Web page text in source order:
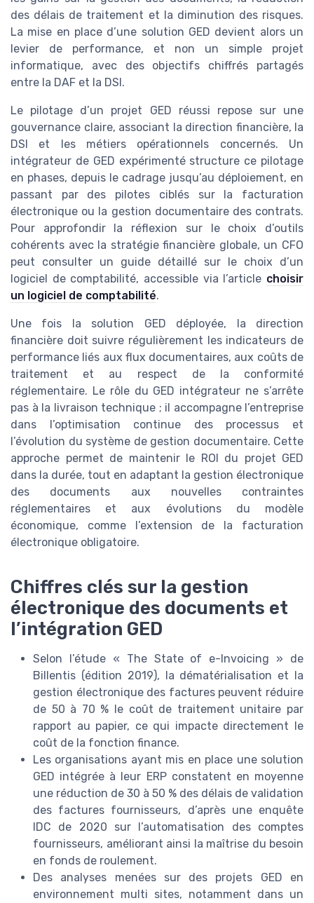
des délais de traitement et la diminution des risques.
La mise en place d’une solution GED devient alors un
levier de performance, et non un simple projet
informatique, avec des objectifs chiffrés partagés
entre la DAF et la DSI.
Le pilotage d’un projet GED réussi repose sur une
gouvernance claire, associant la direction financière, la
DSI et les métiers opérationnels concernés. Un
intégrateur de GED expérimenté structure ce pilotage
en phases, depuis le cadrage jusqu’au déploiement, en
passant par des pilotes ciblés sur la facturation
électronique ou la gestion documentaire des contrats.
Pour approfondir la réflexion sur le choix d’outils
cohérents avec la stratégie financière globale, un CFO
peut consulter un guide détaillé sur le choix d’un
logiciel de comptabilité, accessible via l’article choisir
un logiciel de comptabilité.
Une fois la solution GED déployée, la direction
financière doit suivre régulièrement les indicateurs de
performance liés aux flux documentaires, aux coûts de
traitement et au respect de la conformité
réglementaire. Le rôle du GED intégrateur ne s’arrête
pas à la livraison technique ; il accompagne l’entreprise
dans l’optimisation continue des processus et
l’évolution du système de gestion documentaire. Cette
approche permet de maintenir le ROI du projet GED
dans la durée, tout en adaptant la gestion électronique
des documents aux nouvelles contraintes
réglementaires et aux évolutions du modèle
économique, comme l’extension de la facturation
électronique obligatoire.
Chiffres clés sur la gestion
électronique des documents et
l’intégration GED
Selon l’étude « The State of e-Invoicing » de
Billentis (édition 2019), la dématérialisation et la
gestion électronique des factures peuvent réduire
de 50 à 70 % le coût de traitement unitaire par
rapport au papier, ce qui impacte directement le
coût de la fonction finance.
Les organisations ayant mis en place une solution
GED intégrée à leur ERP constatent en moyenne
une réduction de 30 à 50 % des délais de validation
des factures fournisseurs, d’après une enquête
IDC de 2020 sur l’automatisation des comptes
fournisseurs, améliorant ainsi la maîtrise du besoin
en fonds de roulement.
Des analyses menées sur des projets GED en
environnement multi sites, notamment dans un